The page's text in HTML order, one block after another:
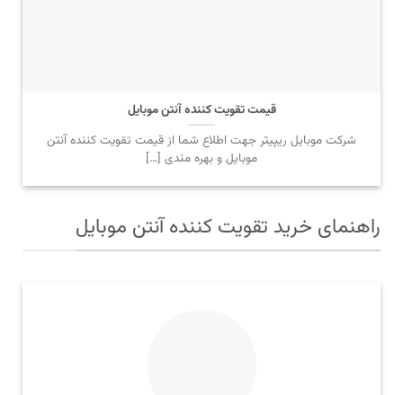
قیمت تقویت کننده آنتن موبایل
شرکت موبایل ریپیتر جهت اطلاع شما از قیمت تقویت کننده آنتن
موبایل و بهره مندی […]
راهنمای خرید تقویت کننده آنتن موبایل